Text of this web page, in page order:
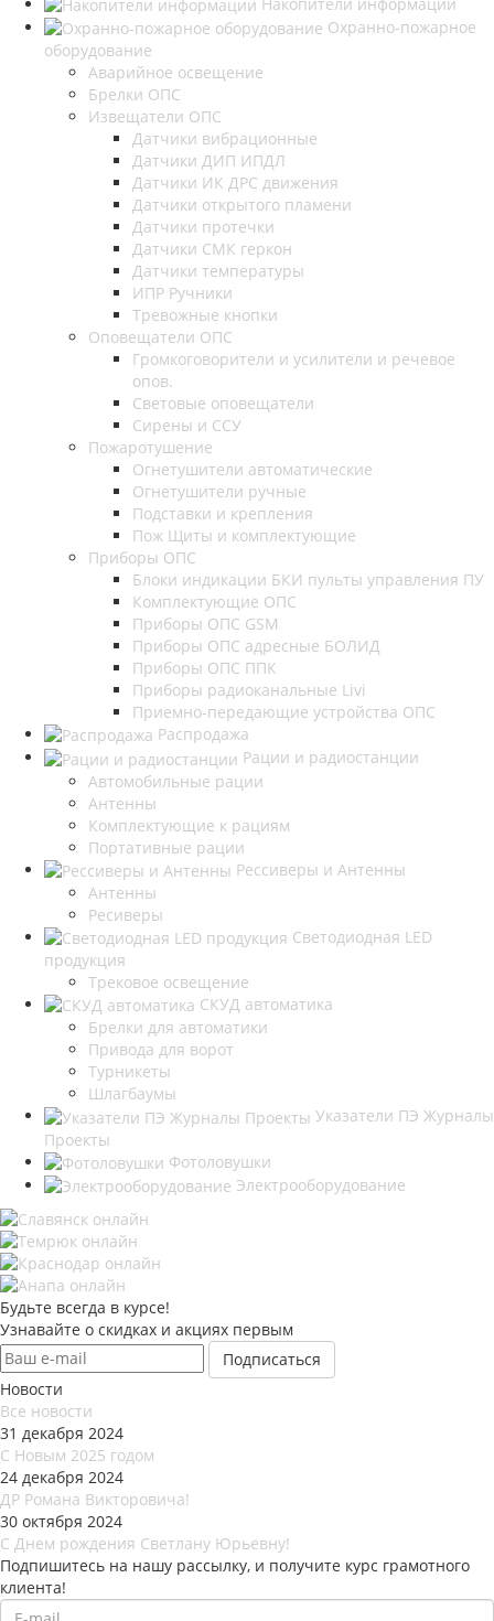
Охранно-пожарное
оборудование
Аварийное освещение
Брелки ОПС
Извещатели ОПС
Датчики вибрационные
Датчики ДИП ИПДЛ
Датчики ИК ДРС движения
Датчики открытого пламени
Датчики протечки
Датчики СМК геркон
Датчики температуры
ИПР Ручники
Тревожные кнопки
Оповещатели ОПС
Громкоговорители и усилители и речевое
опов.
Световые оповещатели
Сирены и ССУ
Пожаротушение
Огнетушители автоматические
Огнетушители ручные
Подставки и крепления
Пож Щиты и комплектующие
Приборы ОПС
Блоки индикации БКИ пульты управления ПУ
Комплектующие ОПС
Приборы ОПС GSM
Приборы ОПС адресные БОЛИД
Приборы ОПС ППК
Приборы радиоканальные Livi
Приемно-передающие устройства ОПС
Распродажа
Рации и радиостанции
Автомобильные рации
Антенны
Комплектующие к рациям
Портативные рации
Рессиверы и Антенны
Антенны
Ресиверы
Светодиодная LED
продукция
Трековое освещение
СКУД автоматика
Брелки для автоматики
Привода для ворот
Турникеты
Шлагбаумы
Указатели ПЭ Журналы
Проекты
Фотоловушки
Электрооборудование
Будьте всегда в курсе!
Узнавайте о скидках и акциях первым
Новости
Все новости
31 декабря 2024
С Новым 2025 годом
24 декабря 2024
ДР Романа Викторовича!
30 октября 2024
С Днем рождения Светлану Юрьевну!
Подпишитесь на нашу рассылку, и получите курс грамотного
клиента!